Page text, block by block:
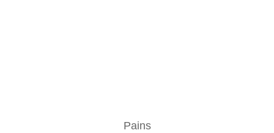
Pains